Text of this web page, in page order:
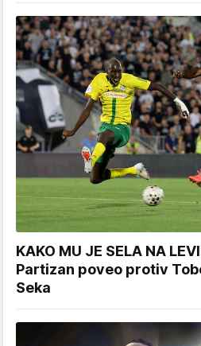
KAKO MU JE SELA NA
Partizan poveo protiv
Seka